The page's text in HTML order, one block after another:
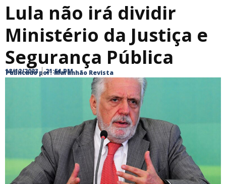
Lula não irá dividir
Ministério da Justiça e
Segurança Pública
Publicado por: Maranhão Revista
18/12/2023 21:51 PM